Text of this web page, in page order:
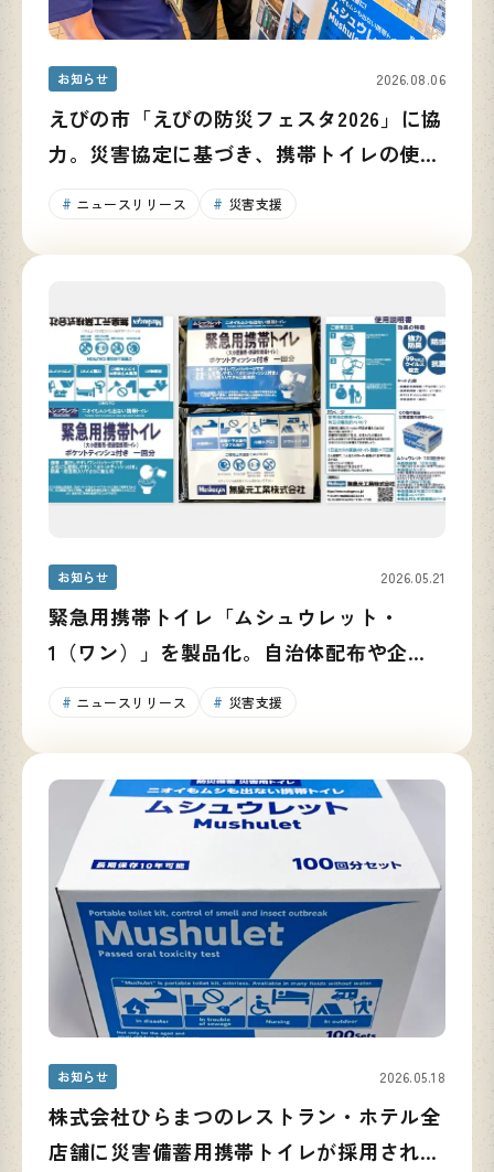
お知らせ 2026.08.06
えびの市「えびの防災フェスタ2026」に協
力。災害協定に基づき、携帯トイレの使い
ニュースリリース 災害支援
お知らせ 2026.05.21
緊急用携帯トイレ「ムシュウレット・
1（ワン）」を製品化。自治体配布や企業
ニュースリリース 災害支援
お知らせ 2026.05.18
株式会社ひらまつのレストラン・ホテル全
店舗に災害備蓄用携帯トイレが採用されま